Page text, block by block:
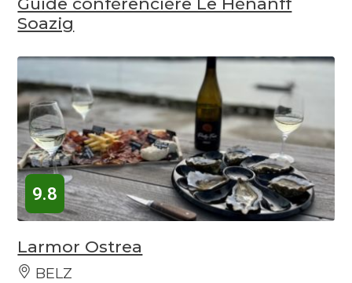
Soazig
9.8
Larmor Ostrea
BELZ